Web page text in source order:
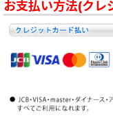
お支払い方法(クレ